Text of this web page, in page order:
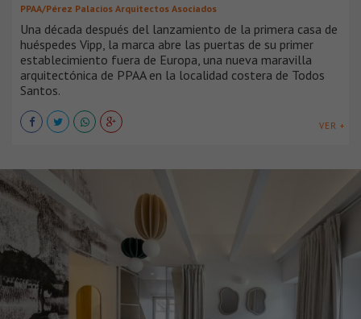
PPAA/Pérez Palacios Arquitectos Asociados
Una década después del lanzamiento de la primera casa de
huéspedes Vipp, la marca abre las puertas de su primer
establecimiento fuera de Europa, una nueva maravilla
arquitectónica de PPAA en la localidad costera de Todos
Santos.
VER +